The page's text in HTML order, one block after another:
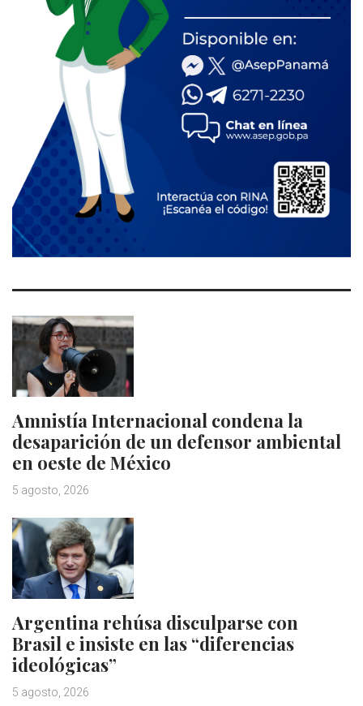
Amnistía Internacional condena la
desaparición de un defensor ambiental
en oeste de México
5 agosto, 2026
Argentina rehúsa disculparse con
Brasil e insiste en las “diferencias
ideológicas”
5 agosto, 2026